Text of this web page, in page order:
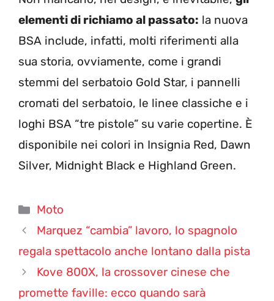
elementi di richiamo al passato: la nuova
BSA include, infatti, molti riferimenti alla
sua storia, ovviamente, come i grandi
stemmi del serbatoio Gold Star, i pannelli
cromati del serbatoio, le linee classiche e i
loghi BSA “tre pistole” su varie copertine. È
disponibile nei colori in Insignia Red, Dawn
Silver, Midnight Black e Highland Green.
Categorie
Moto
Marquez “cambia” lavoro, lo spagnolo
regala spettacolo anche lontano dalla pista
Kove 800X, la crossover cinese che
promette faville: ecco quando sarà